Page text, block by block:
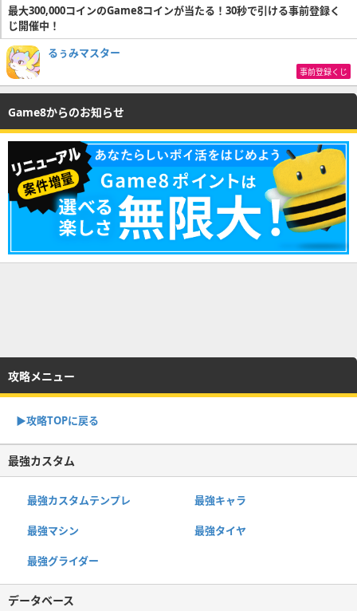
最大300,000コインのGame8コインが当たる！30秒で引ける事前登録く
じ開催中！
るぅみマスター
事前登録くじ
Game8からのお知らせ
攻略メニュー
▶︎攻略TOPに戻る
最強カスタム
最強カスタムテンプレ 最強キャラ
最強マシン 最強タイヤ
最強グライダー
データベース